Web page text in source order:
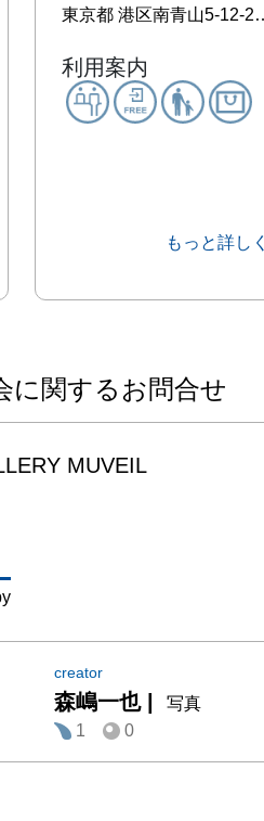
東京都 港区南青山5-12-24 シャトー東洋南青山B1F
利用案内
もっと詳しく
に関するお問合せ
MUVEIL
creator
森嶋一也|
写真
1
0